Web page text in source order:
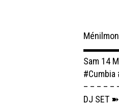
Sam 14
#Cumbia
– – – – –
DJ SET ➽